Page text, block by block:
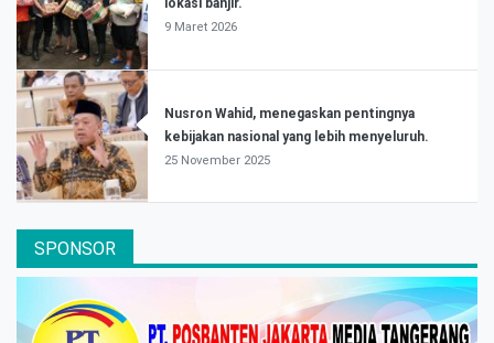
lokasi banjir.
9 Maret 2026
Nusron Wahid, menegaskan pentingnya
kebijakan nasional yang lebih menyeluruh.
25 November 2025
SPONSOR